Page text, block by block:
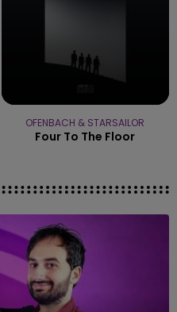
OFENBACH & STARSAILOR
Four To The Floor